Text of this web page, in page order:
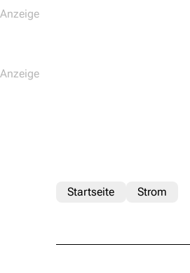
Startseite Strom